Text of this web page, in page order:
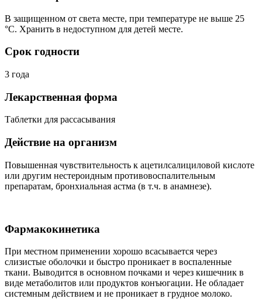
В защищенном от света месте, при температуре не выше 25
°C. Хранить в недоступном для детей месте.
Срок годности
3 года
Лекарственная форма
Таблетки для рассасывания
Действие на организм
Повышенная чувствительность к ацетилсалициловой кислоте
или другим нестероидным противовоспалительным
препаратам, бронхиальная астма (в т.ч. в анамнезе).
Фармакокинетика
При местном применении хорошо всасывается через
слизистые оболочки и быстро проникает в воспаленные
ткани. Выводится в основном почками и через кишечник в
виде метаболитов или продуктов конъюгации. Не обладает
системным действием и не проникает в грудное молоко.